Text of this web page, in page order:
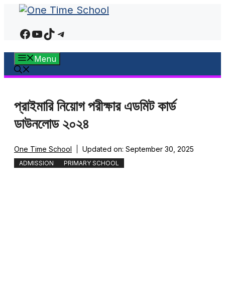
Skip
content
Facebook
YouTube
TikTokTelegram
Menu
প্রাইমারি নিয়োগ পরীক্ষার এডমিট কার্ড
ডাউনলোড ২০২৪
One Time School Updated on: September 30, 2025
ADMISSION PRIMARY SCHOOL